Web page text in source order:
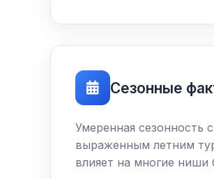
Сезонные
Умеренная сезонность с
выраженным летним
влияет на многие ниши